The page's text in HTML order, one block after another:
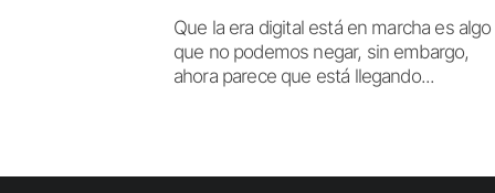
Que la era digital está en marcha es algo
que no podemos negar, sin embargo,
ahora parece que está llegando...